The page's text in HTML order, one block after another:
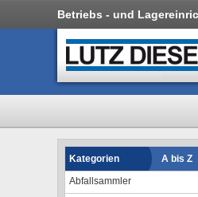
Betriebs - und
Kategorien
A bis Z
Abfallsammler